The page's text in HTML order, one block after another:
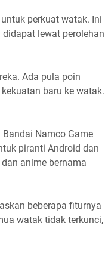
perkuat watak. Ini
lewat perolehan
Ada pula poin
baru ke watak.
Namco Game
piranti Android dan
anime bernama
beberapa fiturnya
watak tidak terkunci,